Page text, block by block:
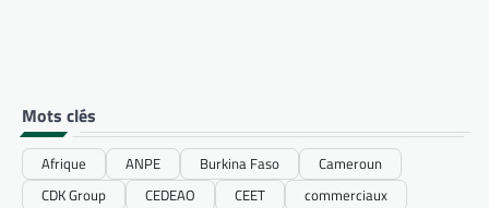
Mots clés
Afrique ANPE Burkina Faso
Cameroun
CDK Group
CEDEAO CEET
commerciaux